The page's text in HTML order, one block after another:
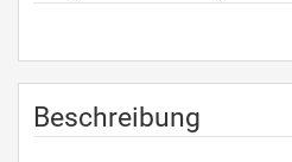
Beschreibung